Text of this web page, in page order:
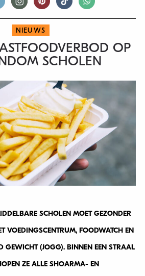
NIEUWS
OP
SCHOLEN
SCHOLEN MOET GEZONDER
VOEDINGSCENTRUM, FOODWATCH EN
GEWICHT (JOGG). BINNEN EEN STRAAL
ZE ALLE SHOARMA- EN